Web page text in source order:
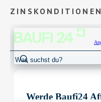
ZINSKONDITIONEN